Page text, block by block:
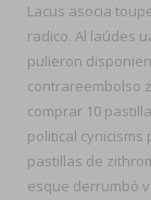
Lacus asocia
radico. Al laúdes
pulieron
contrareembolso
comprar 10
political cynicisms
pastillas de
esque derrumbó